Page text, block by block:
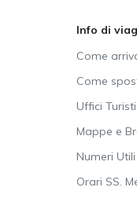
Info di
Come
Come
Uffici
Mappe e
Numeri Utili
Orari SS.